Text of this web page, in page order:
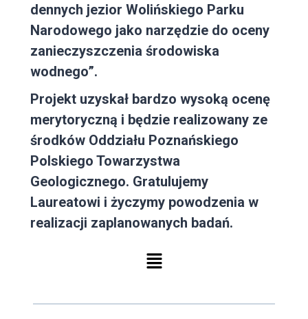
dennych jezior Wolińskiego Parku
Narodowego jako narzędzie do oceny
zanieczyszczenia środowiska
wodnego”.
Projekt uzyskał bardzo wysoką ocenę
merytoryczną i będzie realizowany ze
środków Oddziału Poznańskiego
Polskiego Towarzystwa
Geologicznego. Gratulujemy
Laureatowi i życzymy powodzenia w
realizacji zaplanowanych badań.